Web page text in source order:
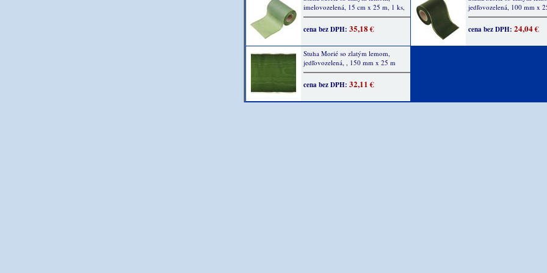
imelovozelená, 15 cm x 25 m, 1 ks,
cena bez DPH: 35,18 €
jedľovozelená, 100 mm x
cena bez DPH: 24,04 €
Stuha Morié so zlatým lemom,
jedľovozelená, , 150 mm x 25 m
cena bez DPH: 32,11 €